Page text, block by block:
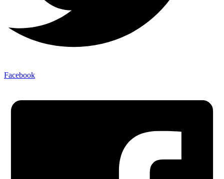
Facebook